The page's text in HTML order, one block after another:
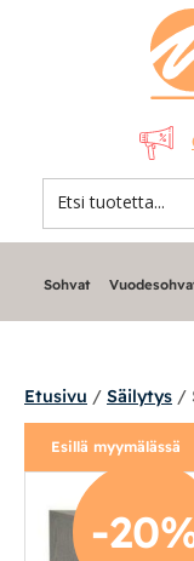
Sohvat
Nojatuolit
Sohvat
Etusivu / Säilytys /
Esillä myymälässä
-